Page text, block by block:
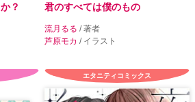
？ 君のすべては僕のもの
流月るる / 著者
芦原モカ / イラスト
エタニティコミックス